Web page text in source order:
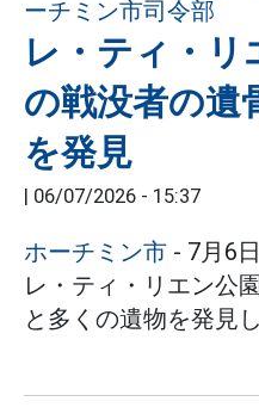
レ・ティ・リ
の戦没者の遺
を発見
| 06/07/2026 - 15:37
ホーチミン市 - 7月6
レ・ティ・リエン公
と多くの遺物を発見